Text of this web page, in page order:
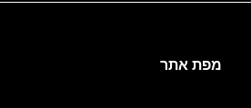
מפת אתר